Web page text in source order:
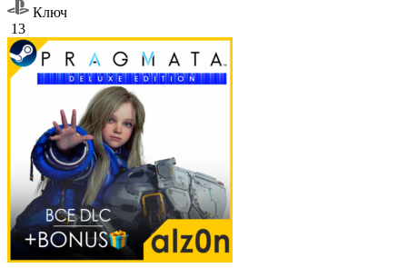
Ключ
13